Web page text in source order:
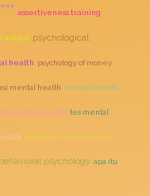
assertiveness training
artinya psychological
health psychology of money
mental health mental health
of money pdf tes mental
analytical exposition text
behavioral psychology apa itu